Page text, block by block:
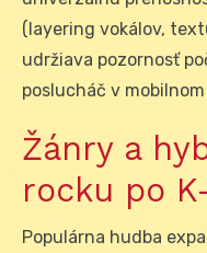
(layering vokálov,
udržiava pozornosť
poslucháč v
Žánry a
rocku po
Populárna hudba